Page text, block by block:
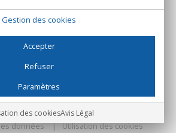
6, 08130 Santa Perpètua de Mogoda
(Barcelone) - Espagne
- Tous droits réservés
données
Utilisation des cookies
Gestion des cookies
Accepter
Refuser
Paramètres
des cookiesAvis Légal